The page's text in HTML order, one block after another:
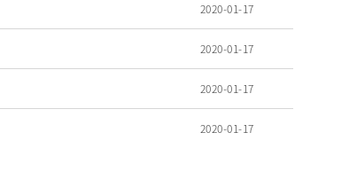
2020-01-17
2020-01-17
2020-01-17
2020-01-17